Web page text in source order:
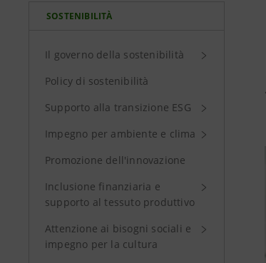
SOSTENIBILITÀ
Il governo della sostenibilità
Policy di sostenibilità
Supporto alla transizione ESG
Impegno per ambiente e clima
Promozione dell'innovazione
Inclusione finanziaria e
supporto al tessuto produttivo
Attenzione ai bisogni sociali e
impegno per la cultura